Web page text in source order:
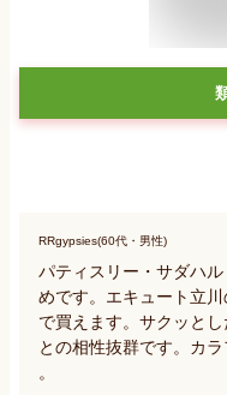
RRgypsies(60代・男性)
パティスリー・サダハ
めです。エキュート立
で買えます。サクッと
との相性抜群です。カ
。